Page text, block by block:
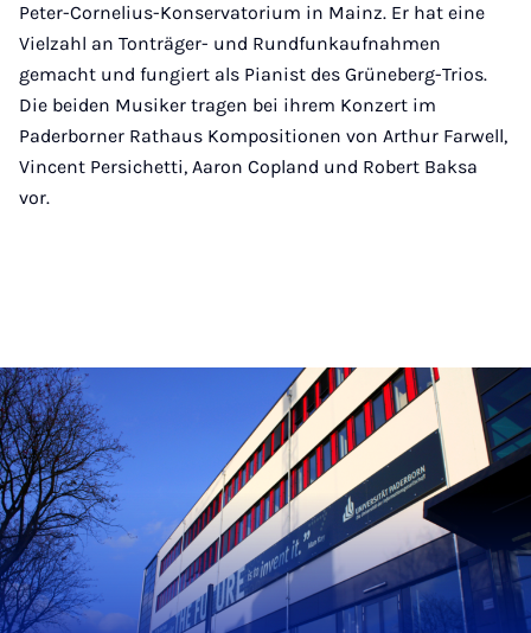
Peter-Cornelius-Konservatorium in Mainz. Er hat eine
Vielzahl an Tonträger- und Rundfunkaufnahmen
gemacht und fungiert als Pianist des Grüneberg-Trios.
Die beiden Musiker tragen bei ihrem Konzert im
Paderborner Rathaus Kompositionen von Arthur Farwell,
Vincent Persichetti, Aaron Copland und Robert Baksa
vor.